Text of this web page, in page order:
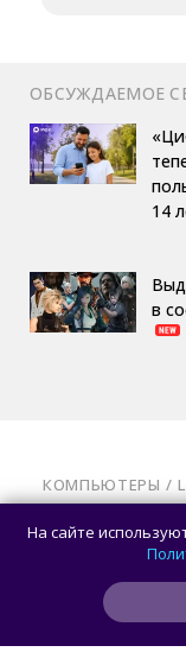
ОБСУЖДАЕМОЕ
14
в
КОМПЬЮТЕРЫ /
Вышла
релиз с
видеокарт
На сайте